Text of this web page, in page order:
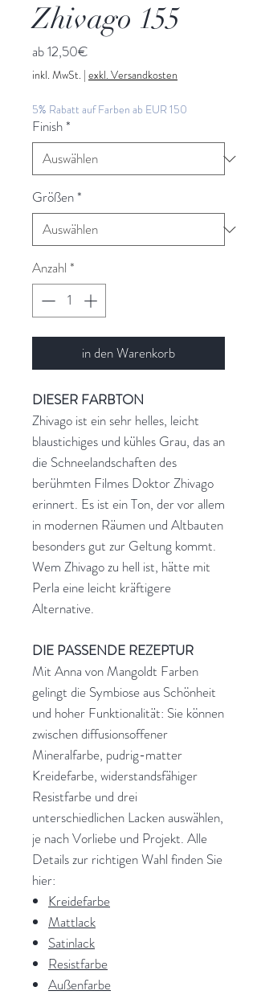
Zhivago 155
ab12,50€
Preis
inkl. MwSt. | exkl. Versandkosten
5% Rabatt auf Farben ab EUR 150
Finish*
Größen*
Anzahl *
in den Warenkorb
DIESER FARBTON
Zhivago ist ein sehr helles, leicht
blaustichiges und kühles Grau, das an
die Schneelandschaften des
berühmten Filmes Doktor Zhivago
erinnert. Es ist ein Ton, der vor allem
in modernen Räumen und Altbauten
besonders gut zur Geltung kommt.
Wem Zhivago zu hell ist, hätte mit
Perla eine leicht kräftigere
Alternative.
DIE PASSENDE REZEPTUR
Mit Anna von Mangoldt Farben
gelingt die Symbiose aus Schönheit
und hoher Funktionalität: Sie können
zwischen diffusionsoffener
Mineralfarbe, pudrig-matter
Kreidefarbe, widerstandsfähiger
Resistfarbe und drei
unterschiedlichen Lacken auswählen,
je nach Vorliebe und Projekt. Alle
Details zur richtigen Wahl finden Sie
hier:
Kreidefarbe
Mattlack
Satinlack
Resistfarbe
Außenfarbe